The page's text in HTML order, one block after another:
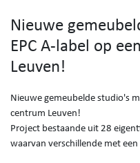
Nieuwe
EPC A-label op
Leuven!
Nieuwe gemeubelde studio's
centrum Leuven!
Project bestaande uit 28
waarvan verschillende met